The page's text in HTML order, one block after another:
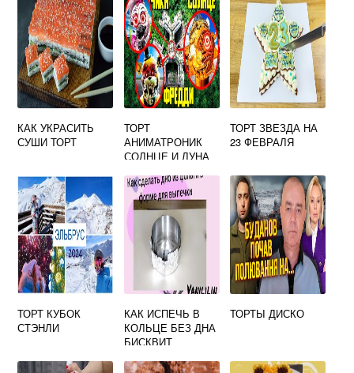
КАК УКРАСИТЬ
СУШИ ТОРТ
ТОРТ
АНИМАТРОНИК
СОЛНЦЕ И ЛУНА
ТОРТ ЗВЕЗДА НА
23 ФЕВРАЛЯ
ТОРТ КУБОК
СТЭНЛИ
КАК ИСПЕЧЬ В
КОЛЬЦЕ БЕЗ ДНА
БИСКВИТ
ТОРТЫ ДИСКО